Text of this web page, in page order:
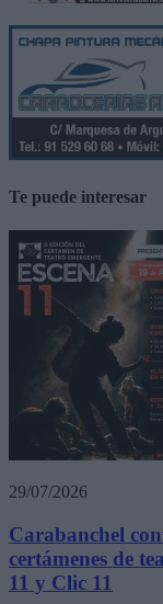
Te puede interesar
29/07/2026
Carabanchel
certámenes de
11 y Clic 11